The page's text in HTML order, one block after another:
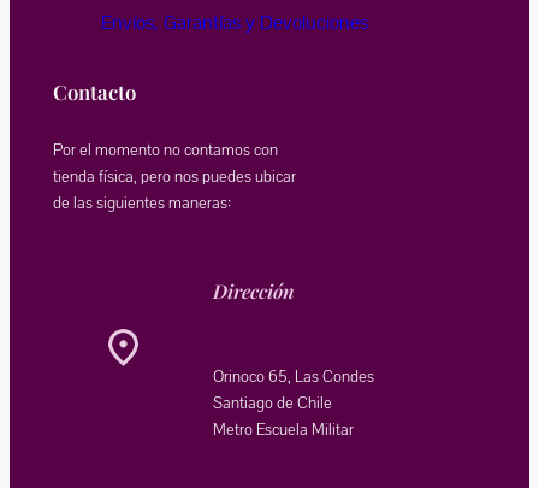
Envíos, Garantías y Devoluciones
Contacto
Por el momento no contamos con
tienda física, pero nos puedes ubicar
de las siguientes maneras:
Dirección
Orinoco 65, Las Condes
Santiago de Chile
Metro Escuela Militar